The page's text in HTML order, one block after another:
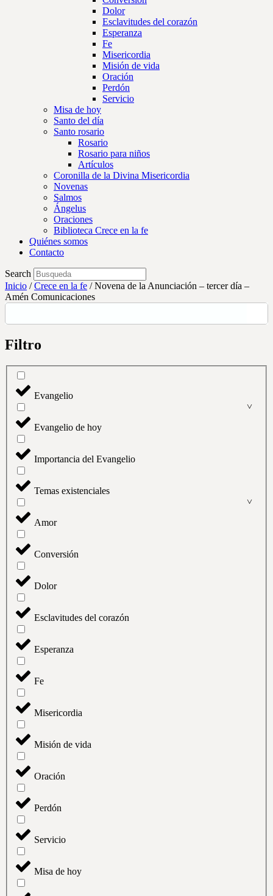
Dolor
Esclavitudes del corazón
Esperanza
Fe
Misericordia
Misión de vida
Oración
Perdón
Servicio
Misa de hoy
Santo del día
Santo rosario
Rosario
Rosario para niños
Artículos
Coronilla de la Divina Misericordia
Novenas
Salmos
Ángelus
Oraciones
Biblioteca Crece en la fe
Quiénes somos
Contacto
Search
Inicio /Crece en la fe /Novena de la Anunciación – tercer día –
Amén Comunicaciones
Filtro
Evangelio
Evangelio de hoy
Importancia del Evangelio
Temas existenciales
Amor
Conversión
Dolor
Esclavitudes del corazón
Esperanza
Fe
Misericordia
Misión de vida
Oración
Perdón
Servicio
Misa de hoy